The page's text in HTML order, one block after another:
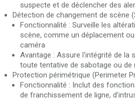
suspecte et de déclencher des
Détection de changement de scène
Fonctionnalité : Surveille les
scène, comme un déplacement
caméra
Avantage : Assure l'intégrité de la
toute tentative de sabotage ou de
Protection périmétrique (Perimeter
Fonctionnalité : Inclut des
de franchissement de ligne,